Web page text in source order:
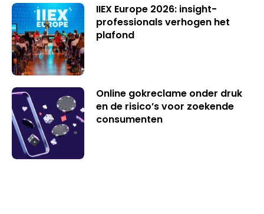
IIEX Europe 2026: insight-
professionals verhogen het
plafond
Online gokreclame onder druk
en de risico’s voor zoekende
consumenten